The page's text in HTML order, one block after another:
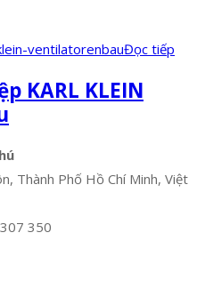
Đọc tiếp
KARL KLEIN
Thành Phố Hồ Chí Minh, Việt
350